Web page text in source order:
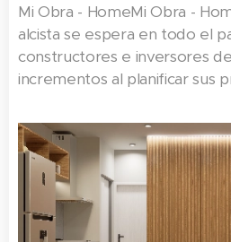
Mi Obra - Home​Mi Obra -
alcista se espera en todo el
constructores e inversores
incrementos al planificar sus